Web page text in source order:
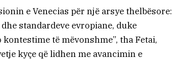
e Venecias për një arsye thelbësore:
standardeve evropiane, duke
të mëvonshme”, tha Fetai,
kyçe që lidhen me avancimin e